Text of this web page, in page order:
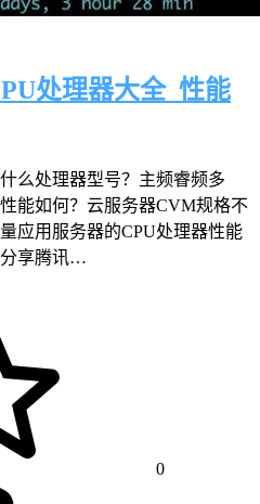
处理器大全_性能
么处理器型号？主频睿频多
能如何？云服务器CVM规格不
应用服务器的CPU处理器性能
享腾讯…
0